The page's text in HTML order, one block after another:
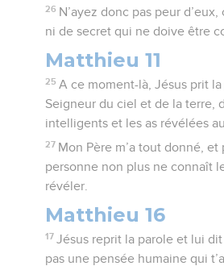
26 N’ayez donc pas peur
ni de secret qui ne doive être
Matthieu 11
25 A ce moment-là, Jésus prit
Seigneur du ciel et de la terre,
intelligents et les as révélées
27 Mon Père m’a tout donné,
personne non plus ne connaît
révéler.
Matthieu 16
17 Jésus reprit la parole et lui dit
pas une pensée humaine qui